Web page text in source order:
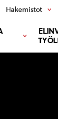
Hakemistot